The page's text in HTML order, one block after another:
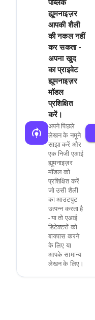
पब्लिक
ह्यूमनाइज़र
आपकी शैली
की नकल नहीं
कर सकता -
अपना खुद
का प्राइवेट
ह्यूमनाइज़र
मॉडल
प्रशिक्षित
करें।
अपने पिछले
लेखन के नमूने
साझा करें और
एक निजी एआई
ह्यूमनाइज़र
मॉडल को
प्रशिक्षित करें
जो उसी शैली
का आउटपुट
उत्पन्न करता है
- या तो एआई
डिटेक्टरों को
बायपास करने
के लिए या
आपके सामान्य
लेखन के लिए।